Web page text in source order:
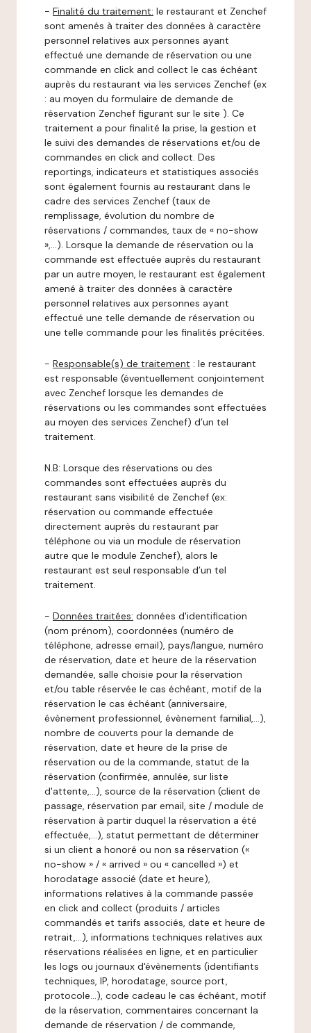
- Finalité du traitement: le restaurant et Zenchef
sont amenés à traiter des données à caractère
personnel relatives aux personnes ayant
effectué une demande de réservation ou une
commande en click and collect le cas échéant
auprès du restaurant via les services Zenchef (ex
: au moyen du formulaire de demande de
réservation Zenchef figurant sur le site ). Ce
traitement a pour finalité la prise, la gestion et
le suivi des demandes de réservations et/ou de
commandes en click and collect. Des
reportings, indicateurs et statistiques associés
sont également fournis au restaurant dans le
cadre des services Zenchef (taux de
remplissage, évolution du nombre de
réservations / commandes, taux de « no-show
»,…). Lorsque la demande de réservation ou la
commande est effectuée auprès du restaurant
par un autre moyen, le restaurant est également
amené à traiter des données à caractère
personnel relatives aux personnes ayant
effectué une telle demande de réservation ou
une telle commande pour les finalités précitées.
- Responsable(s) de traitement : le restaurant
est responsable (éventuellement conjointement
avec Zenchef lorsque les demandes de
réservations ou les commandes sont effectuées
au moyen des services Zenchef) d’un tel
traitement.
N.B: Lorsque des réservations ou des
commandes sont effectuées auprès du
restaurant sans visibilité de Zenchef (ex:
réservation ou commande effectuée
directement auprès du restaurant par
téléphone ou via un module de réservation
autre que le module Zenchef), alors le
restaurant est seul responsable d’un tel
traitement.
- Données traitées: données d'identification
(nom prénom), coordonnées (numéro de
téléphone, adresse email), pays/langue, numéro
de réservation, date et heure de la réservation
demandée, salle choisie pour la réservation
et/ou table réservée le cas échéant, motif de la
réservation le cas échéant (anniversaire,
évènement professionnel, évènement familial,…),
nombre de couverts pour la demande de
réservation, date et heure de la prise de
réservation ou de la commande, statut de la
réservation (confirmée, annulée, sur liste
d'attente,…), source de la réservation (client de
passage, réservation par email, site / module de
réservation à partir duquel la réservation a été
effectuée,…), statut permettant de déterminer
si un client a honoré ou non sa réservation («
no-show » / « arrived » ou « cancelled ») et
horodatage associé (date et heure),
informations relatives à la commande passée
en click and collect (produits / articles
commandés et tarifs associés, date et heure de
retrait,…), informations techniques relatives aux
réservations réalisées en ligne, et en particulier
les logs ou journaux d'évènements (identifiants
techniques, IP, horodatage, source port,
protocole…), code cadeau le cas échéant, motif
de la réservation, commentaires concernant la
demande de réservation / de commande,